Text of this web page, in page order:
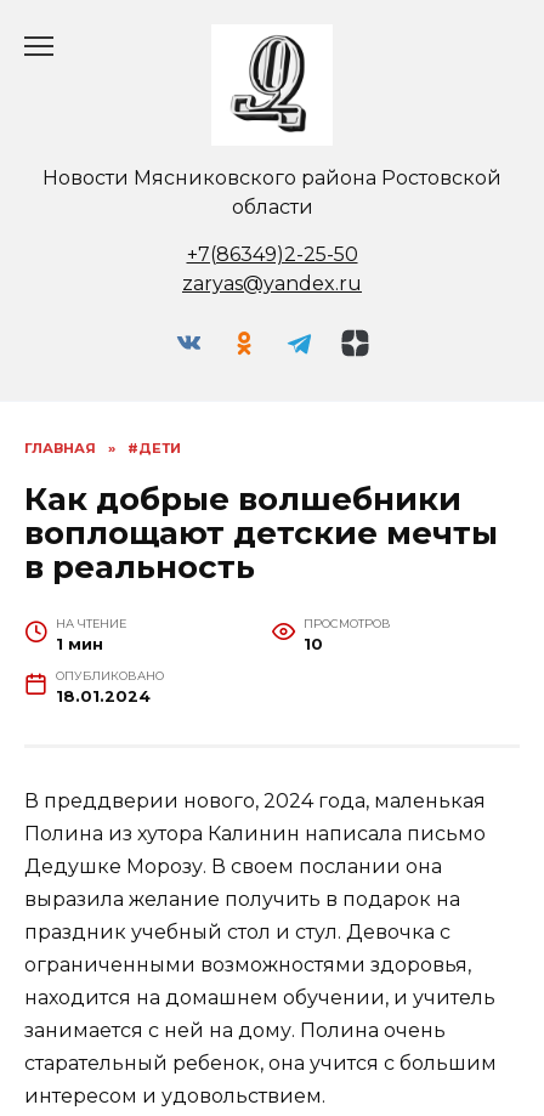
Новости Мясниковского района Ростовской
области
+7(86349)2-25-50
zaryas@yandex.ru
ГЛАВНАЯ » #ДЕТИ
Как добрые волшебники
воплощают детские мечты
в реальность
НА ЧТЕНИЕ
1 мин
ПРОСМОТРОВ
10
ОПУБЛИКОВАНО
18.01.2024
В преддверии нового, 2024 года, маленькая
Полина из хутора Калинин написала письмо
Дедушке Морозу. В своем послании она
выразила желание получить в подарок на
праздник учебный стол и стул. Девочка с
ограниченными возможностями здоровья,
находится на домашнем обучении, и учитель
занимается с ней на дому. Полина очень
старательный ребенок, она учится с большим
интересом и удовольствием.